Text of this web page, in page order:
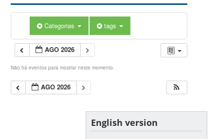
Categorias tags
AGO 2026
Não há eventos para mostrar neste momento.
AGO 2026
English version